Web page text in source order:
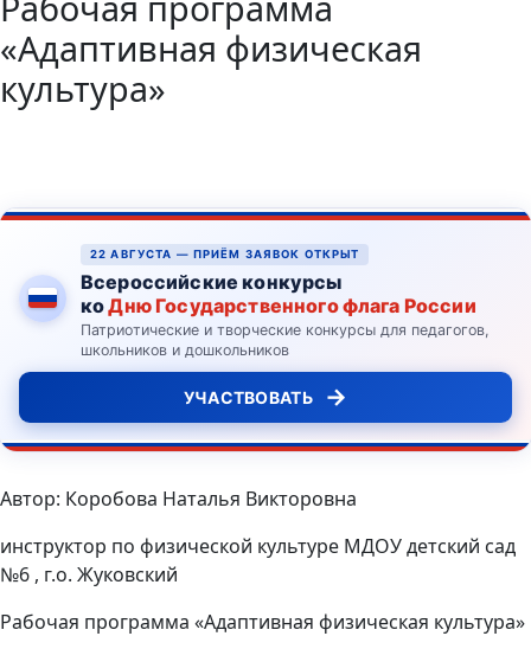
«Адаптивная физическая
культура»
22 АВГУСТА — ПРИЁМ ЗАЯВОК ОТКРЫТ
Всероссийские конкурсы
коДню Государственного флага России
Патриотические и творческие конкурсы для педагогов,
школьников и дошкольников
УЧАСТВОВАТЬ →
Автор: Коробова Наталья Викторовна
инструктор по физической культуре МДОУ детский сад
№6 , г.о. Жуковский
Рабочая программа «Адаптивная физическая культура»